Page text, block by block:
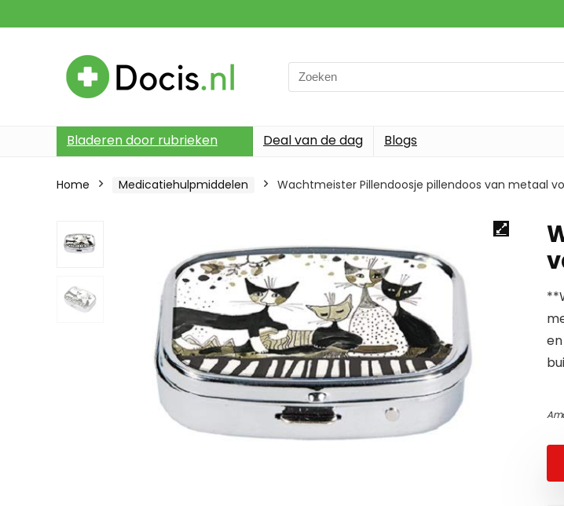
Search
for:
Bladeren door rubrieken Deal van de dag Blogs
Home Medicatiehulpmiddelen Wachtmeister Pillendoosje pillendoos van metaal